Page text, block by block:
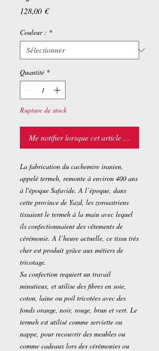
128,00 €Prix
Couleur : *
Quantité *
Rupture de stock
Me notifier lorsque cet article est
La fabrication du cachemire iranien,
appelé termeh, remonte à environ 400 ans
à l'époque Safavide. A l’époque, dans
cette province de Yazd, les zoroastriens
tissaient le termeh à la main avec lequel
ils confectionnaient des vêtements de
cérémonie. A l’heure actuelle, ce tissu très
cher est produit grâce aux métiers de
tricotage.
Sa confection requiert un travail
minutieux, et utilise des fibres en soie,
coton, laine ou poil tricotées avec des
fonds orange, noir, rouge, brun et vert. Le
termeh est utilisé comme serviette ou
nappe, pour recouvrir des meubles ou
comme cadeaux lors des cérémonies ou